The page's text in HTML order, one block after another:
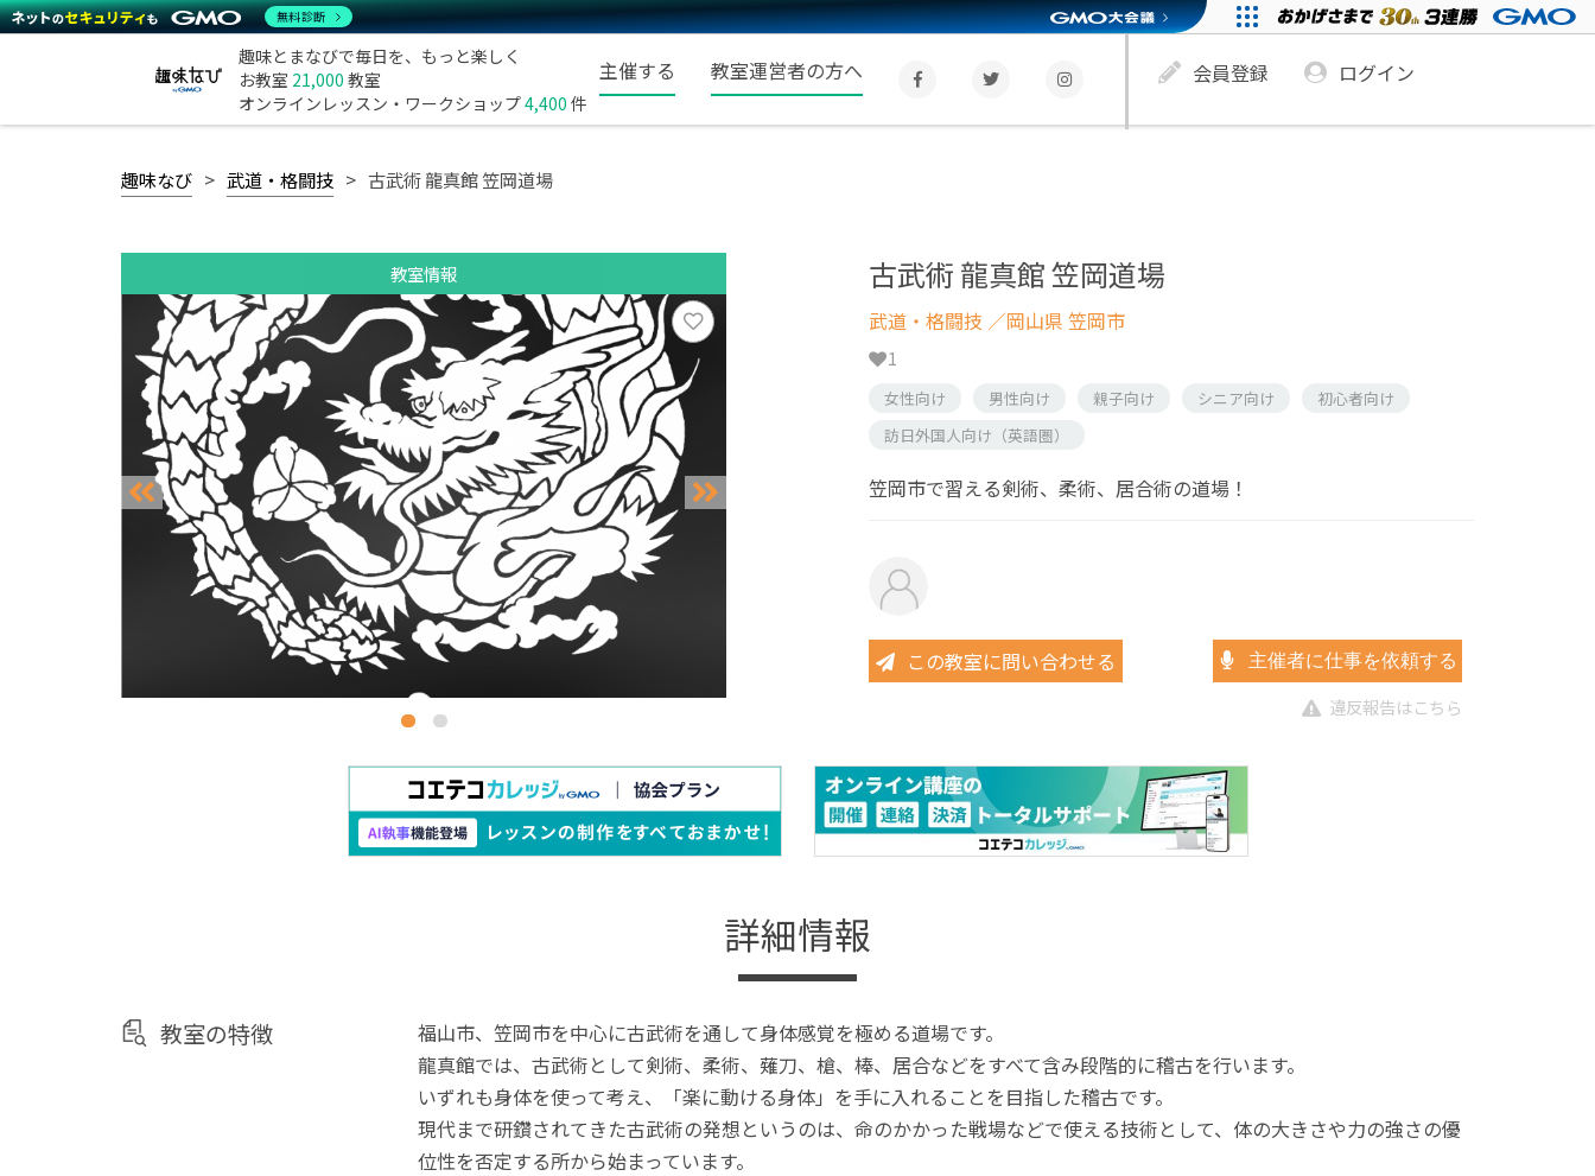
趣味とまなびで毎日を、もっと楽しく
お教室 21,000 教室
オンラインレッスン・ワークショップ4,400 件
主催する 教室運営者の方へ 会員登録 ログイン
趣味なび 武道・格闘技 古武術 龍真館 笠岡道場
教室情報 古武術 龍真館 笠岡道場
武道・格闘技 ／岡山県 笠岡市
1
女性向け 男性向け 親子向け シニア向け
初心者向け
訪日外国人向け（英語圏）
笠岡市で習える剣術、柔術、居合術の道場！
この教室に問い合わせる 主催者に仕事を依頼する
違反報告はこちら
詳細情報
教室の特徴
福山市、笠岡市を中心に古武術を通して身体感覚を極める道場です。
龍真館では、古武術として剣術、柔術、薙刀、槍、棒、居合などをすべて含み段階的に稽古を行います。
いずれも身体を使って考え、「楽に動ける身体」を手に入れることを目指した稽古です。
現代まで研鑽されてきた古武術の発想というのは、命のかかった戦場などで使える技術として、体の大きさや力の強さの優
位性を否定する所から始まっています。
無料診断